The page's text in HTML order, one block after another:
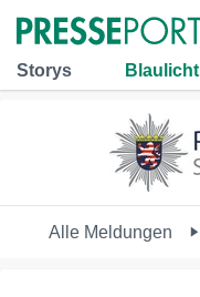
Storys Blaulicht
Alle Meldungen